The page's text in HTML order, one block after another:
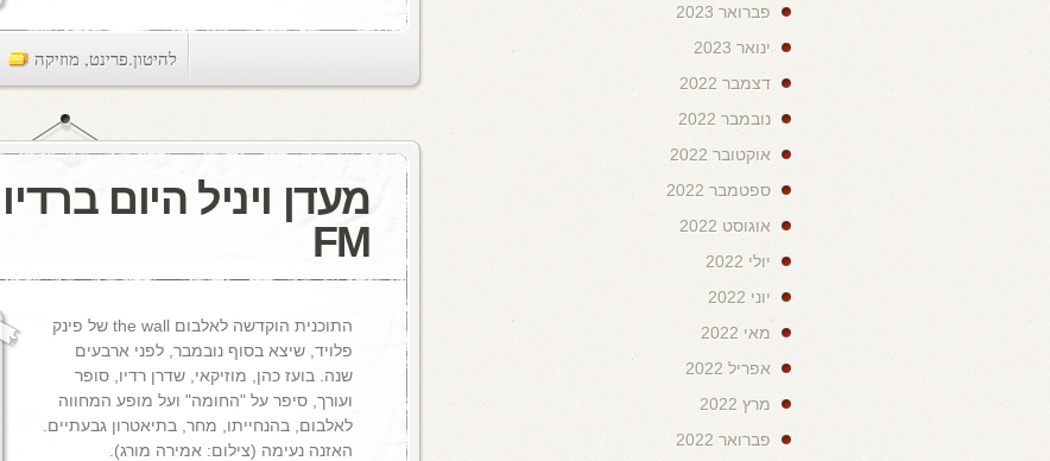
להיטון.פרינט, מוזיקה
FM
התוכנית הוקדשה לאלבום the wall של פינק
פלויד, שיצא בסוף נובמבר, לפני ארבעים
שנה. בועז כהן, מוזיקאי, שדרן רדיו, סופר
ועורך, סיפר על "החומה" ועל מופע המחווה
לאלבום, בהנחייתו, מחר, בתיאטרון גבעתיים.
האזנה נעימה (צילום: אמירה מורג).
פברואר 2023
ינואר 2023
דצמבר 2022
נובמבר 2022
אוקטובר 2022
ספטמבר 2022
אוגוסט 2022
יולי 2022
יוני 2022
מאי 2022
אפריל 2022
מרץ 2022
פברואר 2022